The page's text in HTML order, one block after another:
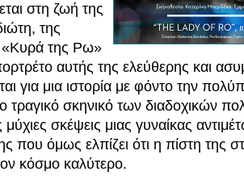
στη ζωή της
της
«Κυρά της Ρω»
αυτής της ελεύθερης και
για μια ιστορία με φόντο την
τραγικό σκηνικό των διαδοχικών
σκέψεις μιας γυναίκας
που όμως ελπίζει ότι η πίστη της
κόσμο καλύτερο.